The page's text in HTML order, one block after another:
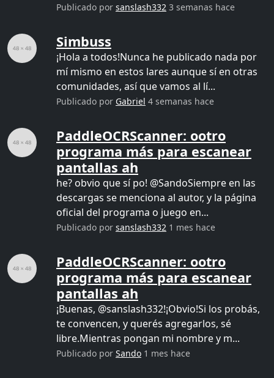
Publicado por sanslash332 3 semanas hace
Simbuss
¡Hola a todos!Nunca he publicado nada por
mí mismo en estos lares aunque sí en otras
comunidades, así que vamos al lí...
Publicado por Gabriel 4 semanas hace
PaddleOCRScanner: ootro
programa más para escanear
pantallas ah
he? obvio que sí po! @SandoSiempre en las
descargas se menciona al autor, y la página
oficial del programa o juego en...
Publicado por sanslash332 1 mes hace
PaddleOCRScanner: ootro
programa más para escanear
pantallas ah
¡Buenas, @sanslash332!¡Obvio!Si los probás,
te convencen, y querés agregarlos, sé
libre.Mientras pongan mi nombre y m...
Publicado por Sando 1 mes hace